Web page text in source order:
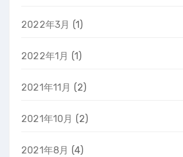
2022年3月 (1)
2022年1月 (1)
2021年11月 (2)
2021年10月 (2)
2021年8月 (4)